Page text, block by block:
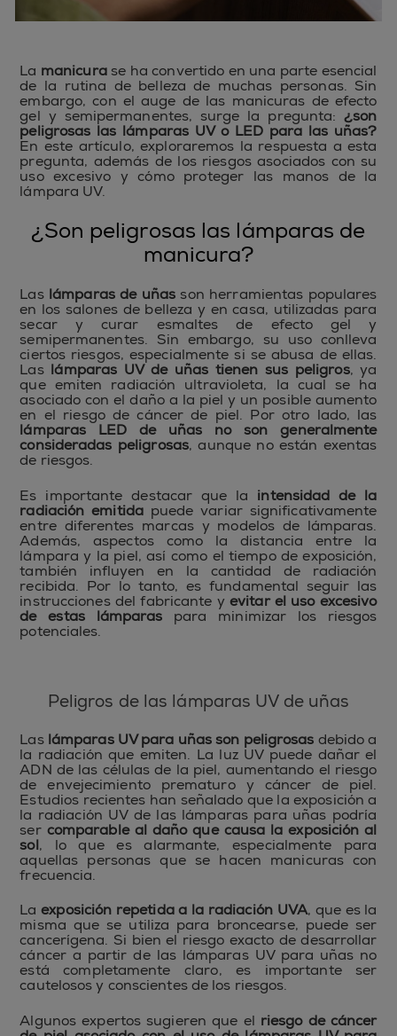
La manicurase ha convertido en una parte esencial
de la rutina de belleza de muchas personas. Sin
embargo, con el auge de las manicuras de efecto
gel y semipermanentes, surge la pregunta:¿son
peligrosas las lámparas UV o LED para las uñas?
En este artículo, exploraremos la respuesta a esta
pregunta, además de los riesgos asociados con su
uso excesivo y cómo proteger las manos de la
lámpara UV.
¿Son peligrosas las lámparas de
manicura?
Las lámparas de uñas son herramientas populares
en los salones de belleza y en casa, utilizadas para
secar y curar esmaltes de efecto gel y
semipermanentes. Sin embargo, su uso conlleva
ciertos riesgos, especialmente si se abusa de ellas.
Las lámparas UV de uñas tienen sus peligros, ya
que emiten radiación ultravioleta, la cual se ha
asociado con el daño a la piel y un posible aumento
en el riesgo de cáncer de piel. Por otro lado, las
lámparas LED de uñas no son generalmente
consideradas peligrosas, aunque no están exentas
de riesgos.
Es importante destacar que la intensidad de la
radiación emitidapuede variar significativamente
entre diferentes marcas y modelos de lámparas.
Además, aspectos como la distancia entre la
lámpara y la piel, así como el tiempo de exposición,
también influyen en la cantidad de radiación
recibida. Por lo tanto, es fundamental seguir las
instrucciones del fabricante y evitar el uso excesivo
de estas lámparas para minimizar los riesgos
potenciales.
Peligros de las lámparas UV de uñas
Las lámparas UV para uñas son peligrosas debido a
la radiación que emiten. La luz UV puede dañar el
ADN de las células de la piel, aumentando el riesgo
de envejecimiento prematuro y cáncer de piel.
Estudios recientes han señalado que la exposición a
la radiación UV de las lámparas para uñas podría
ser comparable al daño que causa la exposición al
sol, lo que es alarmante, especialmente para
aquellas personas que se hacen manicuras con
frecuencia.
Laexposición repetida a la radiación UVA, que es la
misma que se utiliza para broncearse, puede ser
cancerígena. Si bien el riesgo exacto de desarrollar
cáncer a partir de las lámparas UV para uñas no
está completamente claro, es importante ser
cautelosos y conscientes de los riesgos.
Algunos expertos sugieren que el riesgo de cáncer